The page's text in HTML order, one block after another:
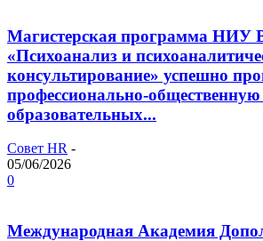
Магистерская программа
«Психоанализ и
консультирование» успешно
профессионально-
образовательных...
Совет HR -
05/06/2026
0
Международная Академия